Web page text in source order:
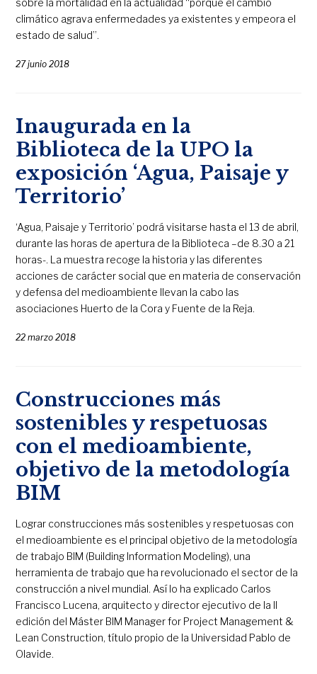
climático agrava enfermedades ya existentes y empeora el
estado de salud”.
27 junio 2018
Inaugurada en la
Biblioteca de la UPO la
exposición ‘Agua, Paisaje y
Territorio’
‘Agua, Paisaje y Territorio’ podrá visitarse hasta el 13 de abril,
durante las horas de apertura de la Biblioteca –de 8.30 a 21
horas-. La muestra recoge la historia y las diferentes
acciones de carácter social que en materia de conservación
y defensa del medioambiente llevan la cabo las
asociaciones Huerto de la Cora y Fuente de la Reja.
22 marzo 2018
Construcciones más
sostenibles y respetuosas
con el medioambiente,
objetivo de la metodología
BIM
Lograr construcciones más sostenibles y respetuosas con
el medioambiente es el principal objetivo de la metodología
de trabajo BIM (Building Information Modeling), una
herramienta de trabajo que ha revolucionado el sector de la
construcción a nivel mundial. Así lo ha explicado Carlos
Francisco Lucena, arquitecto y director ejecutivo de la II
edición del Máster BIM Manager for Project Management &
Lean Construction, título propio de la Universidad Pablo de
Olavide.